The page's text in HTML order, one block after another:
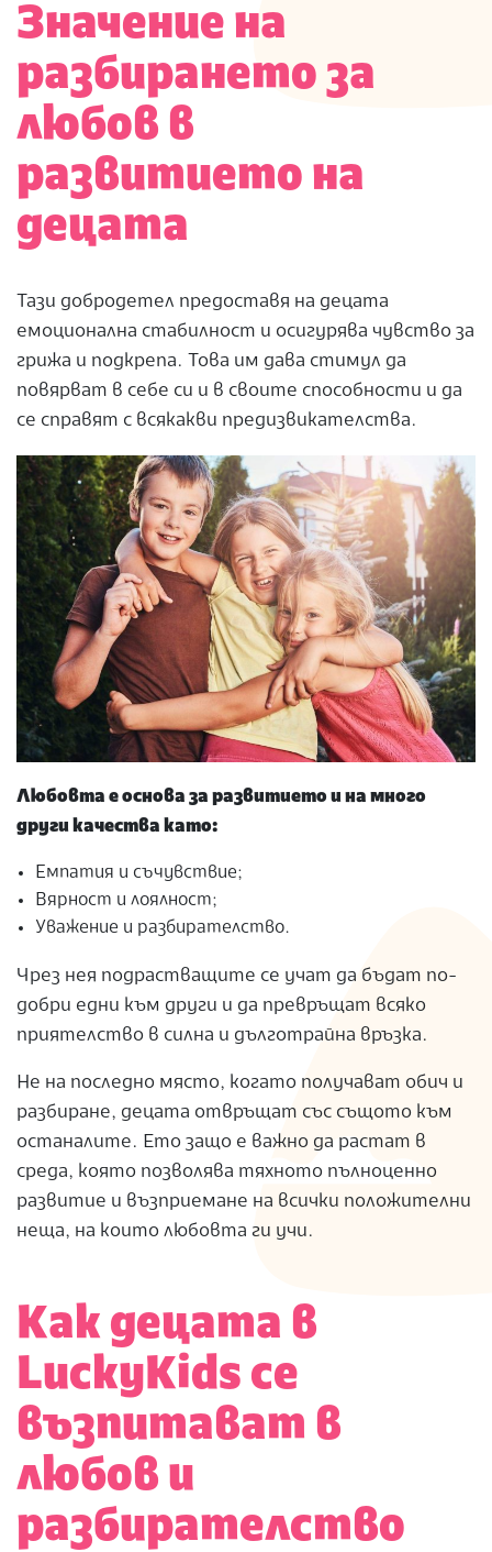
Значение на
разбирането за
любов в
развитието на
децата
Тази добродетел предоставя на децата
емоционална стабилност и осигурява чувство за
грижа и подкрепа. Това им дава стимул да
повярват в себе си и в своите способности и да
се справят с всякакви предизвикателства.
Любовта е основа за развитието и на много
други качества като:
Емпатия и съчувствие;
Вярност и лоялност;
Уважение и разбирателство.
Чрез нея подрастващите се учат да бъдат по-
добри едни към други и да превръщат всяко
приятелство в силна и дълготрайна връзка.
Не на последно място, когато получават обич и
разбиране, децата отвръщат със същото към
останалите. Ето защо е важно да растат в
среда, която позволява тяхното пълноценно
развитие и възприемане на всички положителни
неща, на които любовта ги учи.
Как децата в
LuckyKids се
възпитават в
любов и
разбирателство